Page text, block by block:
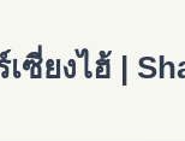
ซี่ยงไฮ้ |